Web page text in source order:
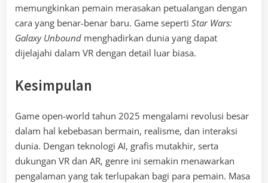
memungkinkan pemain merasakan petualangan dengan
cara yang benar-benar baru. Game seperti Star Wars:
Galaxy Unbound menghadirkan dunia yang dapat
dijelajahi dalam VR dengan detail luar biasa.
Kesimpulan
Game open-world tahun 2025 mengalami revolusi besar
dalam hal kebebasan bermain, realisme, dan interaksi
dunia. Dengan teknologi AI, grafis mutakhir, serta
dukungan VR dan AR, genre ini semakin menawarkan
pengalaman yang tak terlupakan bagi para pemain. Masa